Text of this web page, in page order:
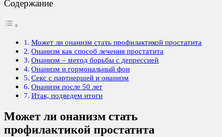
Содержание
Может ли онанизм стать профилактикой простатита
Онанизм как способ лечения простатита
Онанизм – метод борьбы с депрессией
Онанизм и гормональный фон
Секс с партнершей и онанизм
Онанизм после 50 лет
Итак, подведем итоги
Может ли онанизм стать
профилактикой простатита